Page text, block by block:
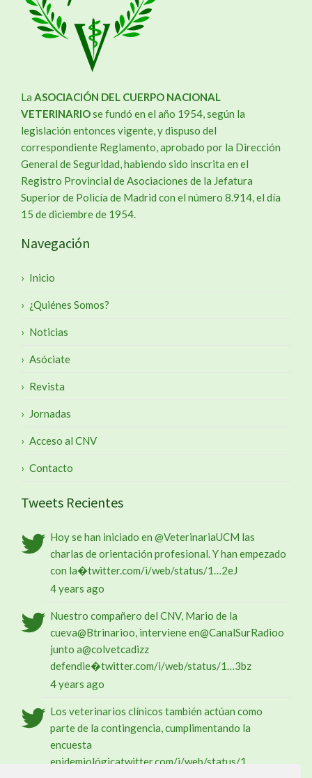
La ASOCIACIÓN DEL CUERPO NACIONAL
VETERINARIOse fundó en el año 1954, según la
legislación entonces vigente, y dispuso del
correspondiente Reglamento, aprobado por la Dirección
General de Seguridad, habiendo sido inscrita en el
Registro Provincial de Asociaciones de la Jefatura
Superior de Policía de Madrid con el número 8.914, el día
15 de diciembre de 1954.
Navegación
Inicio
¿Quiénes Somos?
Noticias
Asóciate
Revista
Jornadas
Acceso al CNV
Contacto
Tweets Recientes
Hoy se han iniciado en @VeterinariaUCM las
charlas de orientación profesional. Y han empezado
con la�twitter.com/i/web/status/1…2eJ
4 years ago
Nuestro compañero del CNV, Mario de la
cueva@Btrinarioo, interviene en@CanalSurRadioo
junto a@colvetcadizz
defendie�twitter.com/i/web/status/1…3bz
4 years ago
Los veterinarios clínicos también actúan como
parte de la contingencia, cumplimentando la
encuesta
epidemiológicatwitter.com/i/web/status/1…